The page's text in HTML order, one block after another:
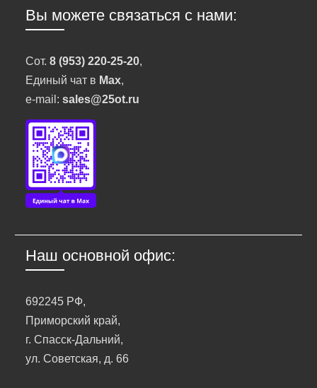
Вы можете связаться с нами:
Сот.8 (953) 220-25-20,
Единый чат в Max,
e-mail:sales@25ot.ru
Наш основной офис:
692245 РФ,
Приморский край,
г. Спасск-Дальний,
ул. Советская, д. 66